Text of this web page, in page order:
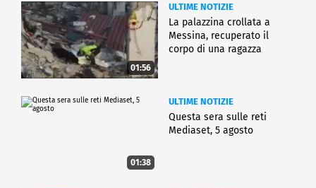
01:56
ULTIME NOTIZIE
La palazzina crollata a
Messina, recuperato il
corpo di una ragazza
01:38
ULTIME NOTIZIE
Questa sera sulle reti
Mediaset, 5 agosto